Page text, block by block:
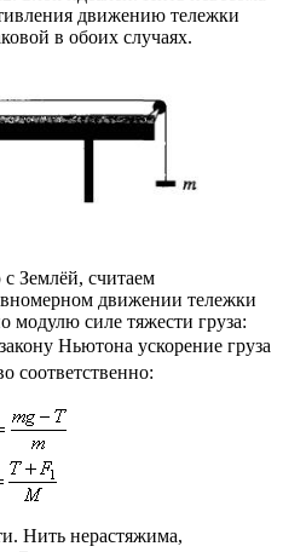
движению тележки
в обоих случаях.
Землёй, считаем
движении тележки
модулю силе тяжести груза:
Ньютона ускорение груза
соответственно:
Нить нерастяжима,